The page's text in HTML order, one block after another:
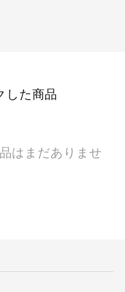
した商品
はまだありませ